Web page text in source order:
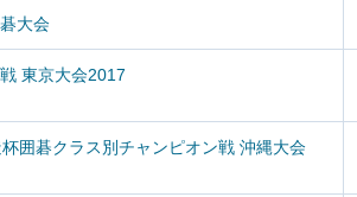
大会
東京大会2017
杯囲碁クラス別チャンピオン戦 沖縄大会